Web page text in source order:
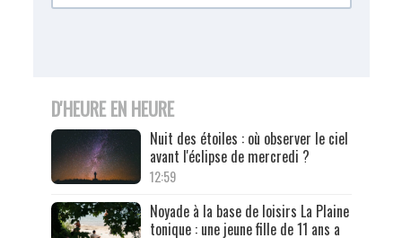
D'HEURE EN HEURE
Nuit des étoiles : où observer le ciel
avant l'éclipse de mercredi ?
12:59
Noyade à la base de loisirs La Plaine
tonique : une jeune fille de 11 ans a